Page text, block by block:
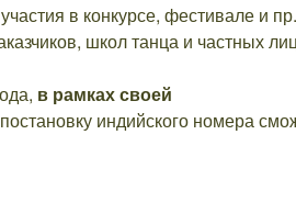
в конкурсе, фестивале и пр.
школ танца и частных
в рамках своей
индийского номера